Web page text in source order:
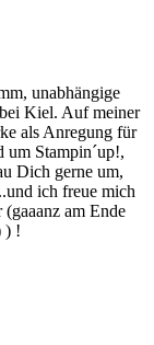
unabhängige
Kiel. Auf meiner
als Anregung für
um Stampin´up!,
Dich gerne um,
ich freue mich
am Ende
) !